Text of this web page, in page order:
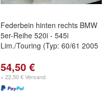
Federbein hinten rechts BMW
5er-Reihe 520i - 545i
Lim./Touring (Typ: 60/61 2005
54,50 €
+ 22,50 € Versand